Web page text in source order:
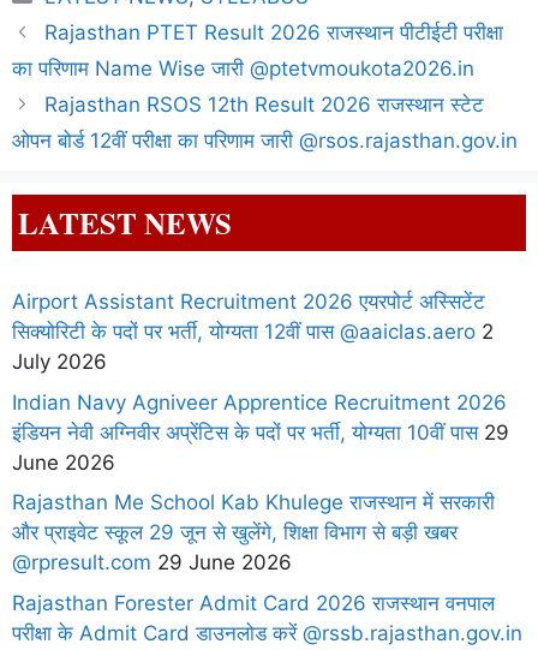
Rajasthan PTET Result 2026 राजस्थान पीटीईटी परीक्षा
का परिणाम Name Wise जारी @ptetvmoukota2026.in
Rajasthan RSOS 12th Result 2026 राजस्थान स्टेट
ओपन बोर्ड 12वीं परीक्षा का परिणाम जारी @rsos.rajasthan.gov.in
LATEST NEWS
Airport Assistant Recruitment 2026 एयरपोर्ट अस्सिटेंट
सिक्योरिटी के पदों पर भर्ती, योग्यता 12वीं पास @aaiclas.aero 2
July 2026
Indian Navy Agniveer Apprentice Recruitment 2026
इंडियन नेवी अग्निवीर अप्रेंटिस के पदों पर भर्ती, योग्यता 10वीं पास29
June 2026
Rajasthan Me School Kab Khulege राजस्थान में सरकारी
और प्राइवेट स्कूल 29 जून से खुलेंगे, शिक्षा विभाग से बड़ी खबर
@rpresult.com 29 June 2026
Rajasthan Forester Admit Card 2026 राजस्थान वनपाल
परीक्षा के Admit Card डाउनलोड करें @rssb.rajasthan.gov.in